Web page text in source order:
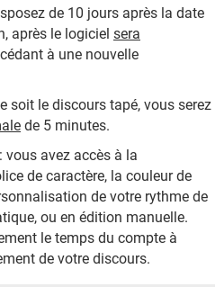
de 10 jours après la date
après le logiciel sera
à une nouvelle
soit le discours tapé, vous serez
de 5 minutes.
: vous avez accès à la
de caractère, la couleur de
de votre rythme de
ou en édition manuelle.
le temps du compte à
de votre discours.